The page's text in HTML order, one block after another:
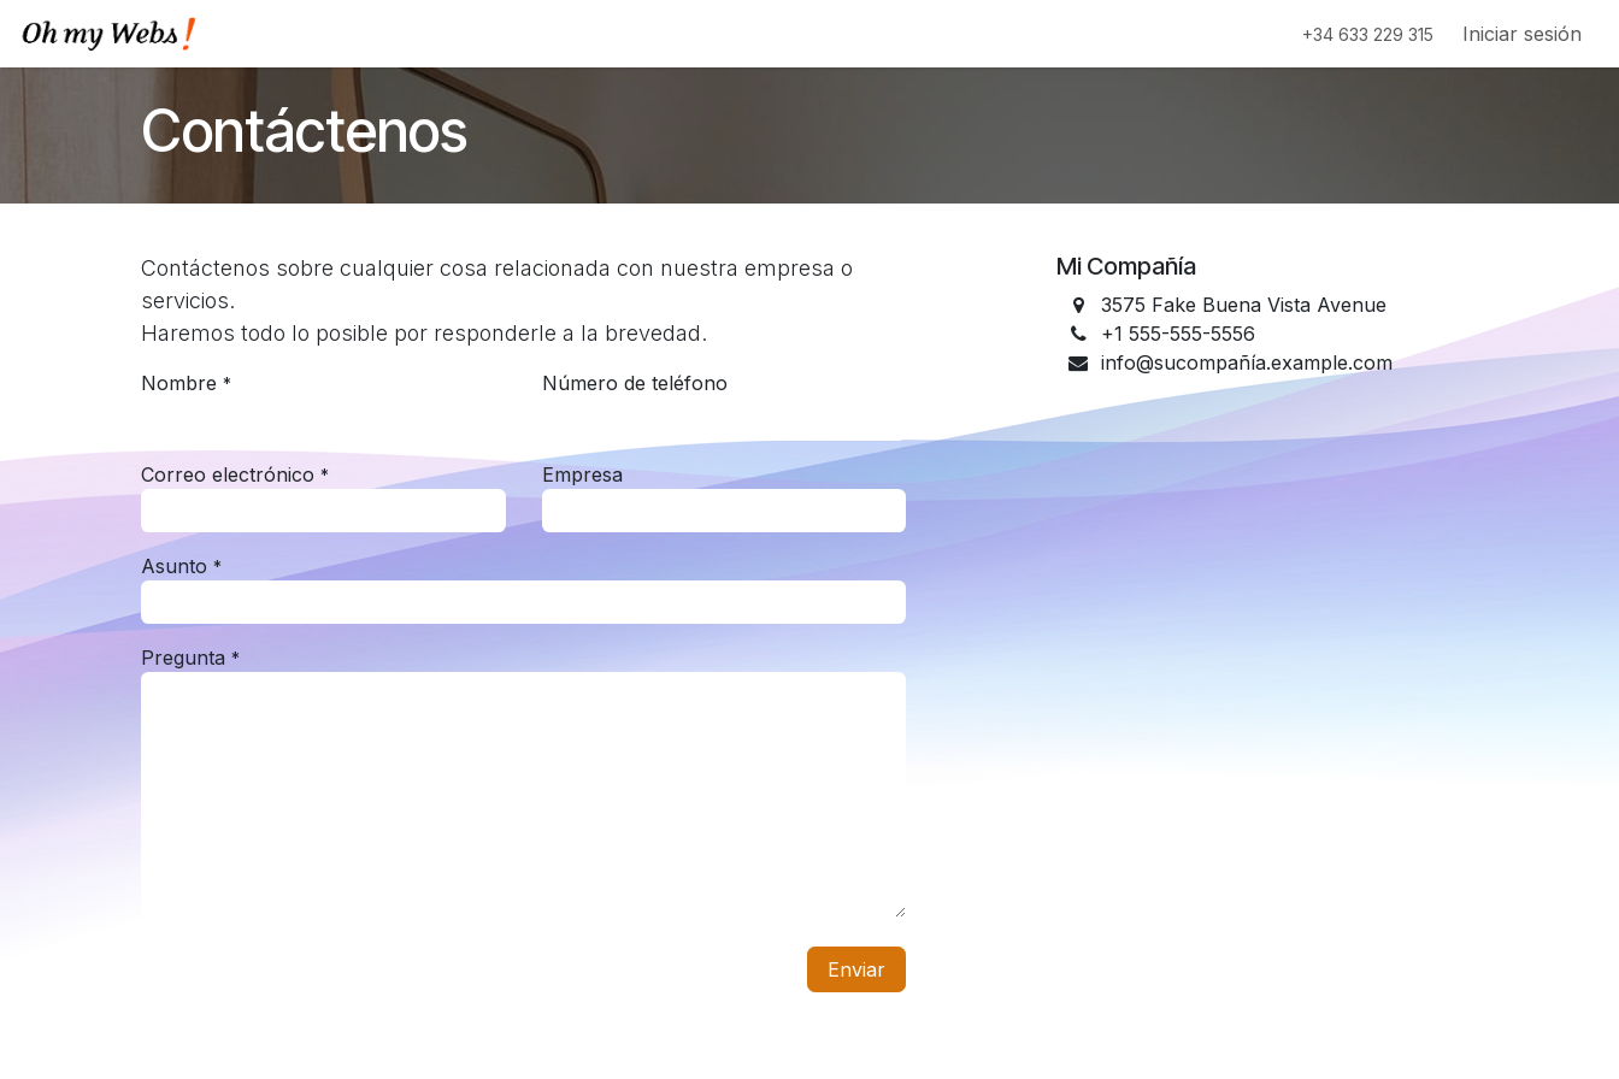
+34 633 229 315 Iniciar sesión
Contáctenos
Contáctenos sobre cualquier cosa relacionada con nuestra empresa o
servicios.
Haremos todo lo posible por responderle a la brevedad.
Nombre * Número de teléfono
Correo electrónico * Empresa
Asunto *
Pregunta *
Enviar
Mi Compañía
3575 Fake Buena Vista Avenue
+1 555-555-5556
info@sucompañía.example.com